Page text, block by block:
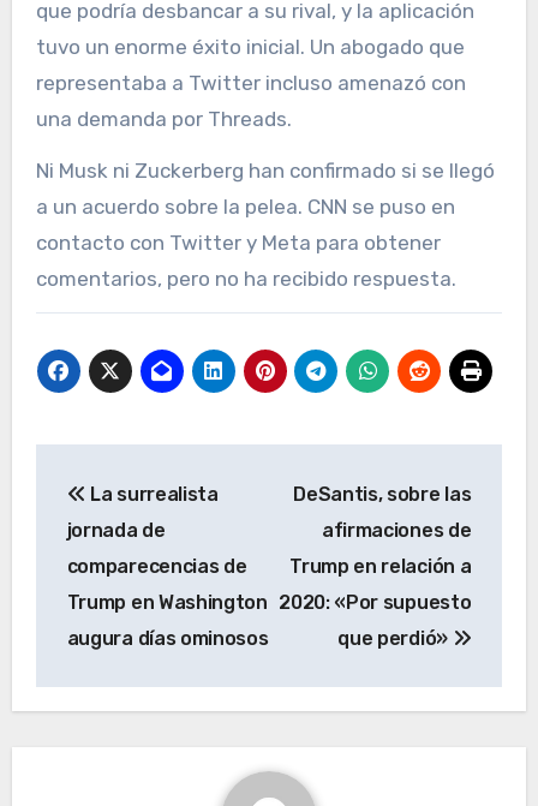
que podría desbancar a su rival, y la aplicación
tuvo un enorme éxito inicial. Un abogado que
representaba a Twitter incluso amenazó con
una demanda por Threads.
Ni Musk ni Zuckerberg han confirmado si se llegó
a un acuerdo sobre la pelea. CNN se puso en
contacto con Twitter y Meta para obtener
comentarios, pero no ha recibido respuesta.
de
entradas
La surrealista
jornada de
comparecencias de
Trump en Washington
augura días ominosos
DeSantis, sobre las
afirmaciones de
Trump en relación a
2020: «Por supuesto
que perdió»